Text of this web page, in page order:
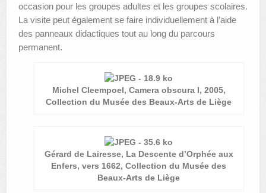
occasion pour les groupes adultes et les groupes scolaires.
La visite peut également se faire individuellement à l’aide
des panneaux didactiques tout au long du parcours
permanent.
Michel Cleempoel, Camera obscura I, 2005,
Collection du Musée des Beaux-Arts de Liège
Gérard de Lairesse, La Descente d’Orphée aux
Enfers, vers 1662, Collection du Musée des
Beaux-Arts de Liège